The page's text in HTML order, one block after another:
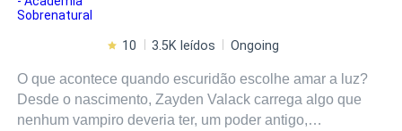
10 3.5K leídos Ongoing
O que acontece quando escuridão escolhe amar a luz?
Desde o nascimento, Zayden Valack carrega algo que
nenhum vampiro deveria ter, um poder antigo,